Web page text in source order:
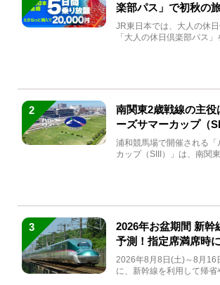
楽部パス」で初秋の
JR東日本では、大人の休
「大人の休日倶楽部パス」
2
南関東2歳戦線の主役
ーズサマーカップ（
馬と見どころをチェ
浦和競馬場で開催される「
カップ（SIII）」は、南関
3
2026年お盆期間 新幹
予測！指定席満席時
急券も解説
2026年8月8日(土)～8月16
に、新幹線を利用して帰省